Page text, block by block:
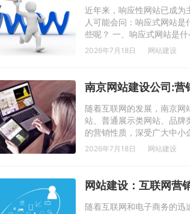
近年来，响应性网站已成为
人可能会问：响应式网站
些呢？ 一、响应式网站是
2026年7月18日 网站建设
南京网站建设公司:营
随着互联网的发展，南京网
站、普通展示类网站、品牌
的营销性质，深受广大中
2026年7月18日 网站建设
网站建设：互联网营
随着互联网和电子商务的迅